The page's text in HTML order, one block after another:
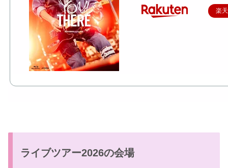
楽
ライブツアー2026の会場